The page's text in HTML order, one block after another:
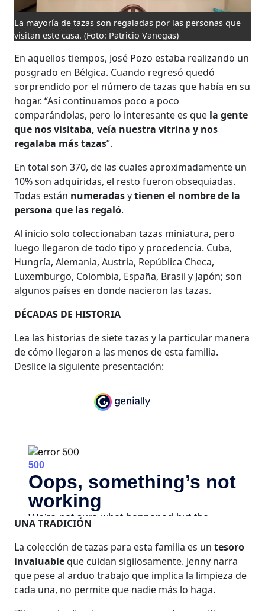
La mayoría de tazas son regaladas por las personas que
visitan este casa.(Foto: Patricio Vanegas)
En aquellos tiempos, José Pozo estaba realizando un
posgrado en Bélgica. Cuando regresó quedó
sorprendido por el número de tazas que había en su
hogar. “Así continuamos poco a poco
comparándolas, pero lo interesante es que la gente
que nos visitaba, veía nuestra vitrina y nos
regalaba más tazas”.
En total son 370, de las cuales aproximadamente un
10% son adquiridas, el resto fueron obsequiadas.
Todas están numeradasytienen el nombre de la
persona que las regaló.
Al inicio solo coleccionaban tazas miniatura, pero
luego llegaron de todo tipo y procedencia. Cuba,
Hungría, Alemania, Austria, República Checa,
Luxemburgo, Colombia, España, Brasil y Japón; son
algunos países en donde nacieron las tazas.
DÉCADAS DE HISTORIA
Lea las historias de siete tazas y la particular manera
de cómo llegaron a las menos de esta familia.
Deslice la siguiente presentación:
UNA TRADICIÓN
La colección de tazas para esta familia es untesoro
invaluableque cuidan sigilosamente. Jenny narra
que pese al arduo trabajo que implica la limpieza de
cada una, no permite que nadie más lo haga.